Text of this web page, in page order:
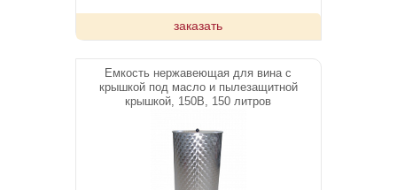
заказать
Емкость нержавеющая для вина с
крышкой под масло и пылезащитной
крышкой, 150В, 150 литров